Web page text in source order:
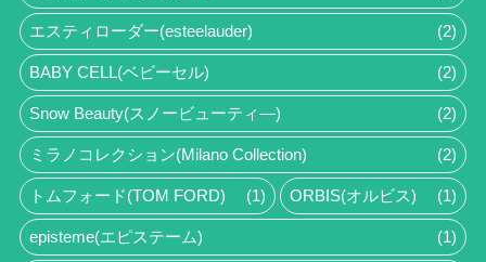
エスティローダー(esteelauder) (2)
BABY CELL(ベビーセル) (2)
Snow Beauty(スノービューティ―) (2)
ミラノコレクション(Milano Collection) (2)
トムフォード(TOM FORD) (1) ORBIS(オルビス) (1)
episteme(エピステーム) (1)